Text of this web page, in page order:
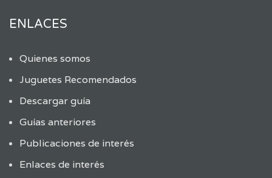
ENLACES
Quienes somos
Juguetes Recomendados
Descargar guía
Guías anteriores
Publicaciones de interés
Enlaces de interés